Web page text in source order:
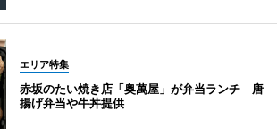
エリア特集
赤坂のたい焼き店「奥萬屋」が弁当ランチ 唐
揚げ弁当や牛丼提供